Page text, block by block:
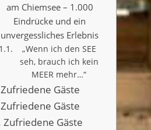
am Chiemsee – 1.000
Eindrücke und ein
unvergessliches Erlebnis
„Wenn ich den SEE
seh, brauch ich kein
MEER mehr…“
Zufriedene Gäste
Zufriedene Gäste
Zufriedene Gäste